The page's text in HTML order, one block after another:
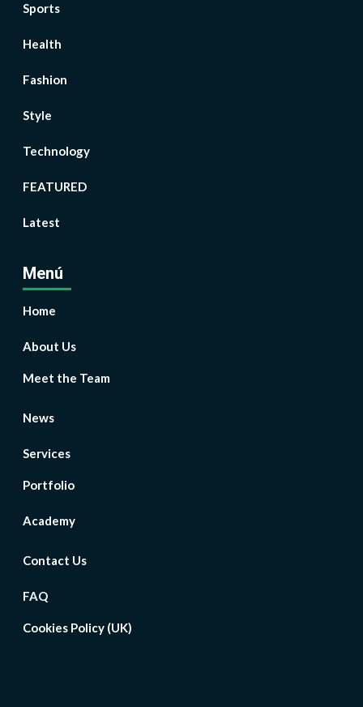
Sports
Health
Fashion
Style
Technology
FEATURED
Latest
Menú
Home
About Us
Meet the Team
News
Services
Portfolio
Academy
Contact Us
FAQ
Cookies Policy (UK)